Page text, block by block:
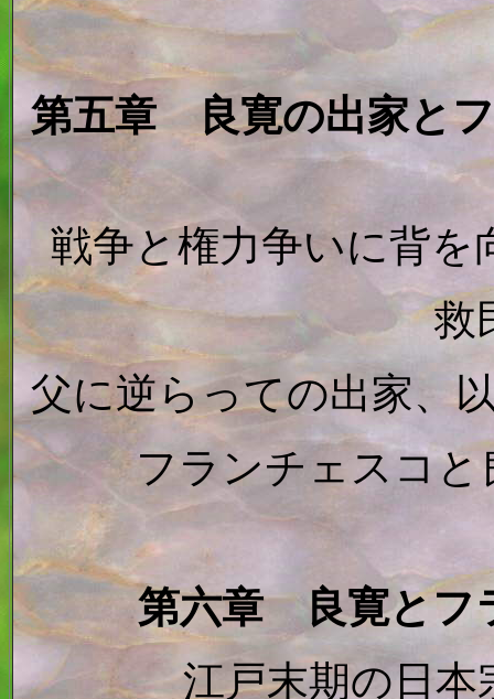
第五章 良寛の出家と
戦争と権力争いに背
救
父に逆らっての出家、
フランチェスコと
第六章 良寛とフ
江戸末期の日本